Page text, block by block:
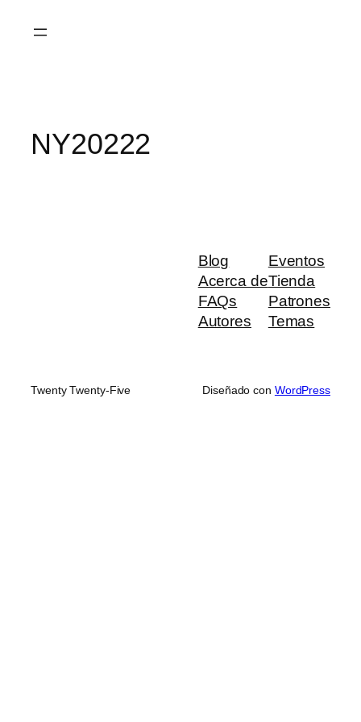
NY20222
Blog
Acerca de
FAQs
Autores
Eventos
Tienda
Patrones
Temas
Twenty Twenty-Five Diseñado con WordPress